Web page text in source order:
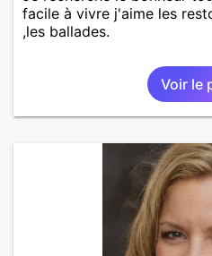
facile à vivre j'aime les
,les ballades.
Voir le